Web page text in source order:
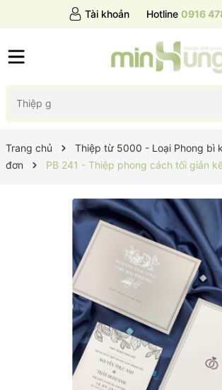
Tài khoản Hotline 0916
Trang chủ
Thiệp từ 5000 - Loại Phong bì
đơn
PB 241 - Thiệp phong cách tối giản